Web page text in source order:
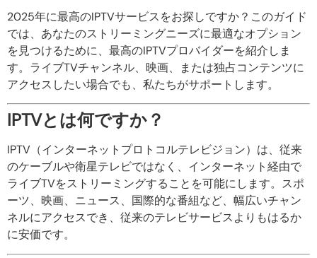
2025年に最高のIPTVサービスをお探しですか？このガイド
では、あなたのストリーミングニーズに最適なオプション
を見つけるために、最高のIPTVプロバイダーを紹介しま
す。ライブTVチャンネル、映画、または独占コンテンツに
アクセスしたい場合でも、私たちがサポートします。
IPTVとは何ですか？
IPTV（インターネットプロトコルテレビジョン）は、従来
のケーブルや衛星テレビではなく、インターネット経由で
ライブTVをストリーミングすることを可能にします。スポ
ーツ、映画、ニュース、国際的な番組など、幅広いチャン
ネルにアクセスでき、従来のテレビサービスよりもはるか
に安価です。